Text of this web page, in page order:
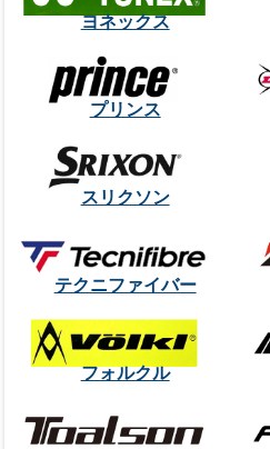
ヨネックス
プリンス
スリクソン
テクニファイバー
フォルクル